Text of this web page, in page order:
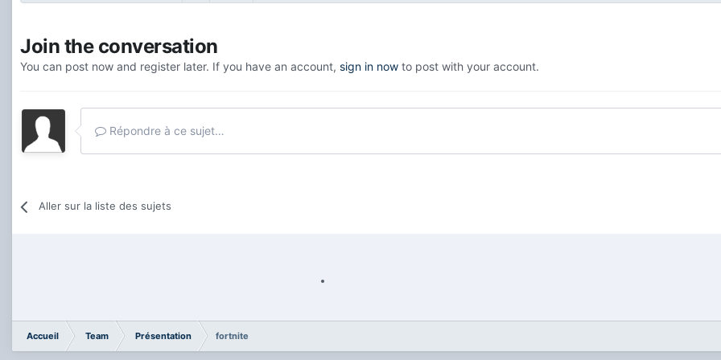
Join the conversation
You can post now and register later. If you have an account, sign in now to post with your account.
Répondre à ce sujet…
Aller sur la liste des sujets
Accueil Team Présentation fortnite